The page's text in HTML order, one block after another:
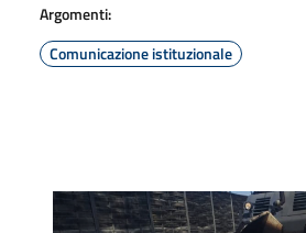
Argomenti:
Comunicazione istituzionale